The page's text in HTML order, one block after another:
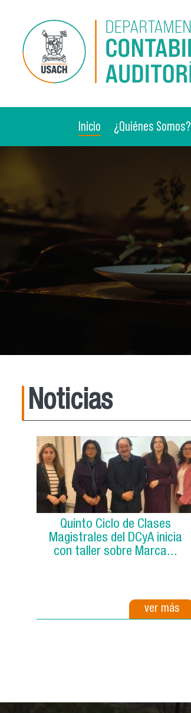
Inicio ¿Quiénes Somos?
Noticias
Quinto Ciclo de Clases
Magistrales del DCyA inicia
con taller sobre Marca...
ver más